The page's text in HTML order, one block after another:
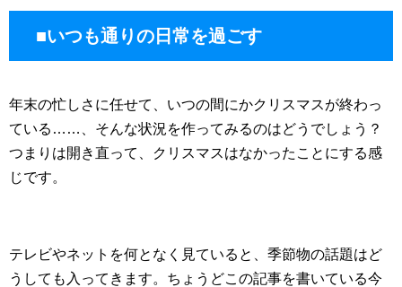
■いつも通りの日常を過ごす
年末の忙しさに任せて、いつの間にかクリスマスが終わっ
ている……、そんな状況を作ってみるのはどうでしょう？
つまりは開き直って、クリスマスはなかったことにする感
じです。
テレビやネットを何となく見ていると、季節物の話題はど
うしても入ってきます。ちょうどこの記事を書いている今